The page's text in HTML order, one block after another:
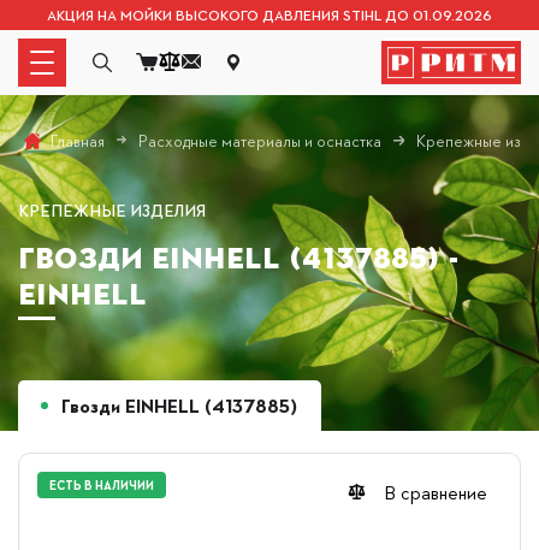
АКЦИЯ НА МОЙКИ ВЫСОКОГО ДАВЛЕНИЯ STIHL ДО 01.09.2026
Главная Расходные материалы и оснастка Крепежные
КРЕПЕЖНЫЕ ИЗДЕЛИЯ
ГВОЗДИ EINHELL (4137885) -
EINHELL
Гвозди EINHELL (4137885)
В сравнение
ЕСТЬ В НАЛИЧИИ